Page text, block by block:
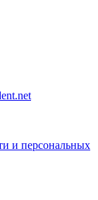
и персональных